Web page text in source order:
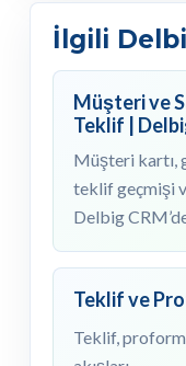
İlgili
Müşteri ve
Teklif |
Müşteri kartı,
teklif geçmişi
Delbig
Teklif ve
Teklif,